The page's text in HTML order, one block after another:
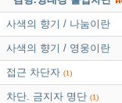
사색의 향기 / 나눔이란
사색의 향기 / 영웅이란
접근 차단자 (1)
차단. 금지자 명단 (1)